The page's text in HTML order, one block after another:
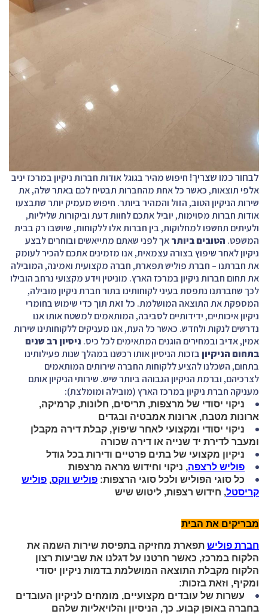
לבחור כמו שצריך! חיפוש מהיר בגוגל אודות חברות ניקיון במרכז יניב
אלפי תוצאות, כאשר כל אחת מהחברות תבטיח לכם באתר שלה, את
שירות הניקיון הטוב, הזול והמהיר ביותר. חיפוש מעמיק יותר שתבצעו
אודות חברות מסוימות, יוביל אתכם לחוות דעת וביקורות שליליות,
ולעיתים תחשפו למחלוקות, בין חברות אלו ללקוחות, שיושבו רק בבית
המשפט. הטובים ביותראך לפני שאתם מתייאשים ובוחרים לבצע
ניקיון לאחר שיפוץ בצורה עצמאית, אנו מזמינים אתכם להכיר לעומק
את חברתנו – חברת פוליש תפארת, חברה מקצועית ואמינה, המובילה
את תחום חברות ניקיון במרכז הארץ. מוניטין וידע מקצועי נרחב הובילו
לכך שחברתנו נתפסת בעיני לקוחותינו בתור חברת ניקיון מובילה,
המספקת את התוצאה המושלמת. כל זאת תוך כדי שימוש בחומרי
ניקיון איכותיים, ידידותיים לסביבה, המותאמים למשטח אותו אנו
נדרשים לנקות ולחדש. כאשר כל העת, אנו מעניקים ללקוחותינו שירות
אמין, אדיב ובמחירים הוגנים המתאימים לכל כיס. ניסיון רב שנים
בתחום הניקיוןבזכות הניסיון אותו רכשנו במהלך שנות פעילותינו
בתחום, השכלנו להציע ללקוחות החברה שירותים המותאמים
לצרכיהם, וברמת הניקיון הגבוהה ביותר שיש. שירותי הניקיון אותם
מעניקה חברת ניקיון במרכז הארץ (מובילה ומומלצת):
ניקוי יסודי של מרצפות, תריסים, חלונות, קרמיקה,
ארונות מטבח, ארונות אמבטיה ובגדים
ניקוי יסודי ומקצועי לאחר שיפוץ, קבלת דירה מקבלן
ומעבר לדירת יד שנייה או דירה שכורה
ניקיון מקצועי של בתים פרטיים ודירות בכל גודל
פוליש לרצפה, ניקוי וחידוש מראה מרצפות
כל סוגי הפוליש ולכל סוגי הרצפות: פוליש ווקס, פוליש
קריסטל, חידוש רצפות, ליטוש שיש
מבריקים את הבית
חברת פוליש תפארת מחזיקה בתפיסת שירות השמה את
הלקוח במרכז, כאשר חרטנו על דגלנו את שביעות רצון
הלקוח מקבלת התוצאה המושלמת בדמות ניקיון יסודי
ומקיף, וזאת בזכות:
עשרות של עובדים מקצועיים, מומחים לניקיון העובדים
בחברה באופן קבוע. כך, הניסיון והלויאליות שלהם